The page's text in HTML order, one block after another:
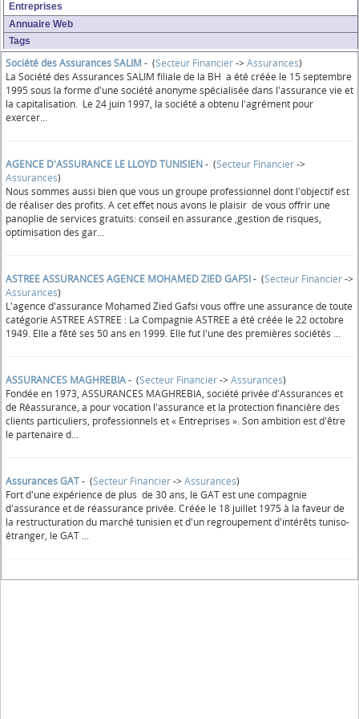
Entreprises
Annuaire Web
Tags
Société des Assurances SALIM - (Secteur Financier->Assurances)
La Société des Assurances SALIM filiale de la BH a été créée le 15 septembre
1995 sous la forme d'une société anonyme spécialisée dans l'assurance vie et
la capitalisation. Le 24 juin 1997, la société a obtenu l'agrément pour
exercer...
AGENCE D'ASSURANCE LE LLOYD TUNISIEN- (Secteur Financier->
Assurances)
Nous sommes aussi bien que vous un groupe professionnel dont l'objectif est
de réaliser des profits. A cet effet nous avons le plaisir de vous offrir une
panoplie de services gratuits: conseil en assurance ,gestion de risques,
optimisation des gar...
ASTREE ASSURANCES AGENCE MOHAMED ZIED GAFSI- (Secteur Financier->
Assurances)
L'agence d'assurance Mohamed Zied Gafsi vous offre une assurance de toute
catégorie ASTREE ASTREE : La Compagnie ASTREE a été créée le 22 octobre
1949. Elle a fêté ses 50 ans en 1999. Elle fut l'une des premières sociétés ...
ASSURANCES MAGHREBIA- (Secteur Financier->Assurances)
Fondée en 1973, ASSURANCES MAGHREBIA, société privée d'Assurances et
de Réassurance, a pour vocation l'assurance et la protection financière des
clients particuliers, professionnels et « Entreprises ». Son ambition est d'être
le partenaire d...
Assurances GAT- (Secteur Financier->Assurances)
Fort d'une expérience de plus de 30 ans, le GAT est une compagnie
d'assurance et de réassurance privée. Créée le 18 juillet 1975 à la faveur de
la restructuration du marché tunisien et d'un regroupement d'intérêts tuniso-
étranger, le GAT ...